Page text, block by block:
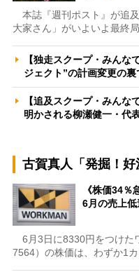
本誌『週刊ポスト』が追
大家さん」がいよいよ最終
【独走スクープ・みんな
ジェクト”の計画変更の
【追及スクープ・みんな
明かされる柳瀬健一・代
古賀真人「発掘！好
《株価34％
6月の売上
6月3日に8330円をつけた
7564）の株価は、わずか1